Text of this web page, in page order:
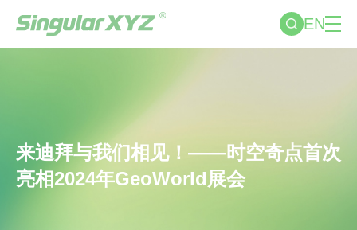
EN
来迪拜与我们相见！——时空奇点首次
亮相2024年GeoWorld展会